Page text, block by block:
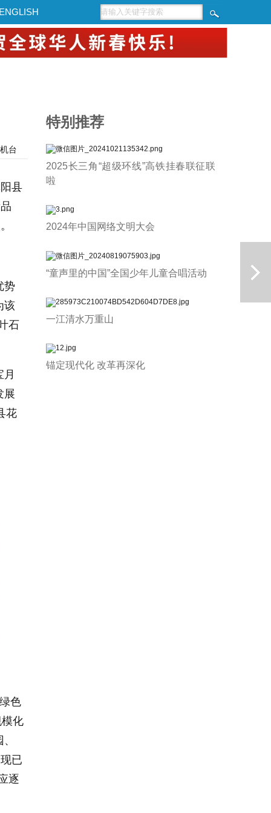
ENGLISH
台
县
势
该
石
展
花
色
化
已
逐
特别推荐
2025长三角“超级环线”高铁挂春联征联
啦
2024年中国网络文明大会
“童声里的中国”全国少年儿童合唱活动
一江清水万重山
锚定现代化 改革再深化